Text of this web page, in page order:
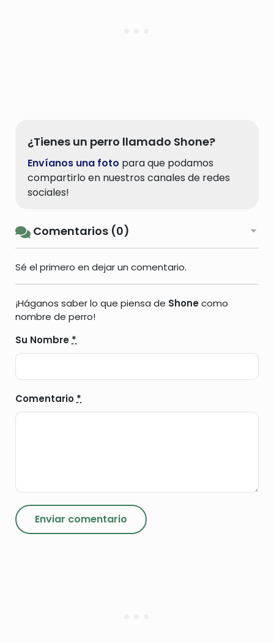
¿Tienes un perro llamado Shone?
Envíanos una foto para que podamos
compartirlo en nuestros canales de redes
sociales!
Comentarios (0)
Sé el primero en dejar un comentario.
¡Háganos saber lo que piensa de Shonecomo
nombre de perro!
Su Nombre *
Comentario *